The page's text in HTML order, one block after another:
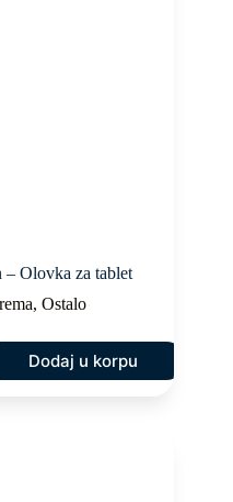
– Olovka za tablet
,Ostalo
Dodaj u korpu